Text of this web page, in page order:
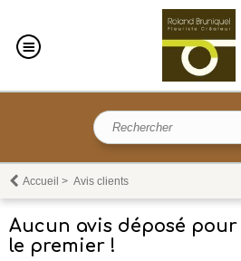
Accueil > Avis clients
Aucun avis déposé
le premier !